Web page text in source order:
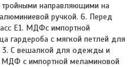
направляющими на
ручкой. 6. Перед
E1. МДФс импортной
гардероба с мягкой петлей для
3. С вешалкой для одежды и
МДФ с импортной меламиновой